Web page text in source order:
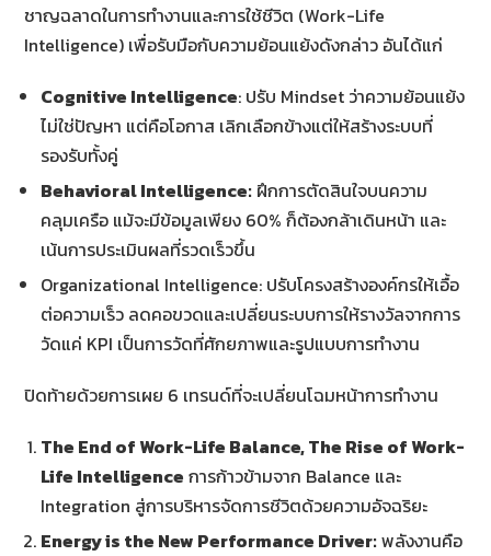
ชาญฉลาดในการทำงานและการใช้ชีวิต (Work-Life
Intelligence) เพื่อรับมือกับความย้อนแย้งดังกล่าว อันได้แก่
Cognitive Intelligence: ปรับ Mindset ว่าความย้อนแย้ง
ไม่ใช่ปัญหา แต่คือโอกาส เลิกเลือกข้างแต่ให้สร้างระบบที่
รองรับทั้งคู่
Behavioral Intelligence: ฝึกการตัดสินใจบนความ
คลุมเครือ แม้จะมีข้อมูลเพียง 60% ก็ต้องกล้าเดินหน้า และ
เน้นการประเมินผลที่รวดเร็วขึ้น
Organizational Intelligence: ปรับโครงสร้างองค์กรให้เอื้อ
ต่อความเร็ว ลดคอขวดและเปลี่ยนระบบการให้รางวัลจากการ
วัดแค่ KPI เป็นการวัดที่ศักยภาพและรูปแบบการทำงาน
ปิดท้ายด้วยการเผย 6 เทรนด์ที่จะเปลี่ยนโฉมหน้าการทำงาน
The End of Work-Life Balance, The Rise of Work-
Life Intelligence การก้าวข้ามจาก Balance และ
Integration สู่การบริหารจัดการชีวิตด้วยความอัจฉริยะ
Energy is the New Performance Driver:พลังงานคือ